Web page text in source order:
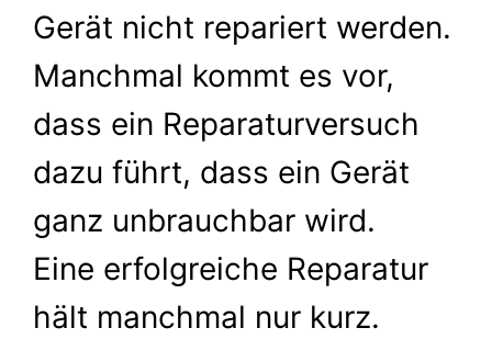
Gerät nicht repariert werden.
Manchmal kommt es vor,
dass ein Reparaturversuch
dazu führt, dass ein Gerät
ganz unbrauchbar wird.
Eine erfolgreiche Reparatur
hält manchmal nur kurz.